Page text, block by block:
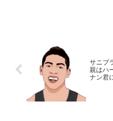
サニブ
親はハ
ナン君